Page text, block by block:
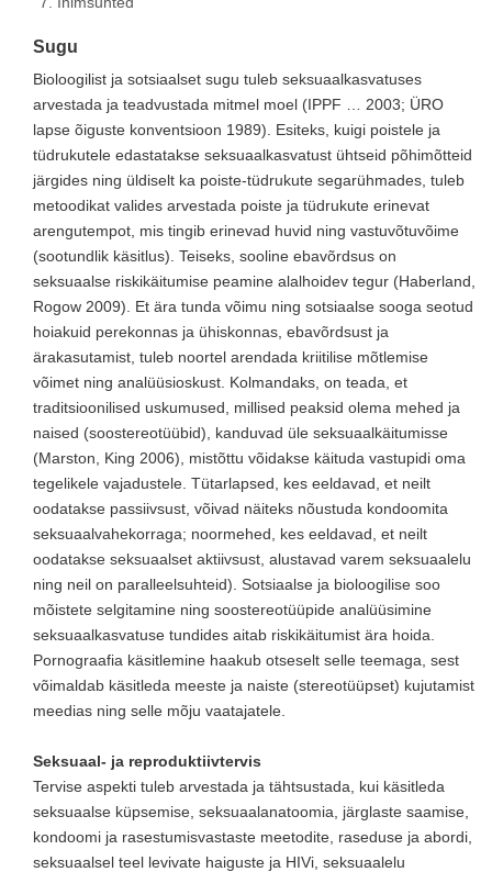
Sugu
Bioloogilist ja sotsiaalset sugu tuleb seksuaalkasvatuses
arvestada ja teadvustada mitmel moel (IPPF … 2003; ÜRO
lapse õiguste konventsioon 1989). Esiteks, kuigi poistele ja
tüdrukutele edastatakse seksuaalkasvatust ühtseid põhimõtteid
järgides ning üldiselt ka poiste-tüdrukute segarühmades, tuleb
metoodikat valides arvestada poiste ja tüdrukute erinevat
arengutempot, mis tingib erinevad huvid ning vastuvõtuvõime
(sootundlik käsitlus). Teiseks, sooline ebavõrdsus on
seksuaalse riskikäitumise peamine alalhoidev tegur (Haberland,
Rogow 2009). Et ära tunda võimu ning sotsiaalse sooga seotud
hoiakuid perekonnas ja ühiskonnas, ebavõrdsust ja
ärakasutamist, tuleb noortel arendada kriitilise mõtlemise
võimet ning analüüsioskust. Kolmandaks, on teada, et
traditsioonilised uskumused, millised peaksid olema mehed ja
naised (soostereotüübid), kanduvad üle seksuaalkäitumisse
(Marston, King 2006), mistõttu võidakse käituda vastupidi oma
tegelikele vajadustele. Tütarlapsed, kes eeldavad, et neilt
oodatakse passiivsust, võivad näiteks nõustuda kondoomita
seksuaalvahekorraga; noormehed, kes eeldavad, et neilt
oodatakse seksuaalset aktiivsust, alustavad varem seksuaalelu
ning neil on paralleelsuhteid). Sotsiaalse ja bioloogilise soo
mõistete selgitamine ning soostereotüüpide analüüsimine
seksuaalkasvatuse tundides aitab riskikäitumist ära hoida.
Pornograafia käsitlemine haakub otseselt selle teemaga, sest
võimaldab käsitleda meeste ja naiste (stereotüüpset) kujutamist
meedias ning selle mõju vaatajatele.
Seksuaal- ja reproduktiivtervis
Tervise aspekti tuleb arvestada ja tähtsustada, kui käsitleda
seksuaalse küpsemise, seksuaalanatoomia, järglaste saamise,
kondoomi ja rasestumisvastaste meetodite, raseduse ja abordi,
seksuaalsel teel levivate haiguste ja HIVi, seksuaalelu